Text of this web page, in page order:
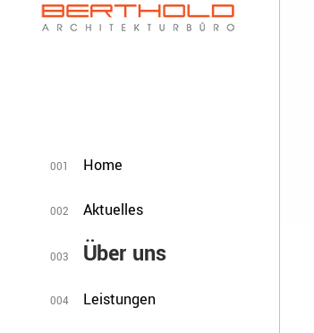
001 Home
002 Aktuelles
003 Über uns
004 Leistungen